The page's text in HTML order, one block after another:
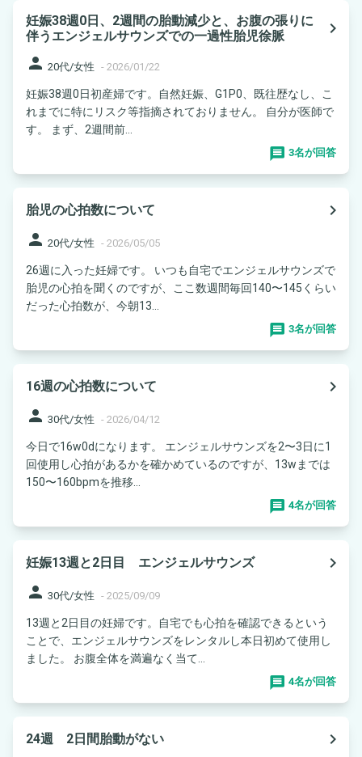
妊娠38週0日、2週間の胎動減少と、お腹の張りに
伴うエンジェルサウンズでの一過性胎児徐脈
navigate_next
person 20代/女性 - 2026/01/22
妊娠38週0日初産婦です。自然妊娠、G1P0、既往歴なし、こ
れまでに特にリスク等指摘されておりません。 自分が医師で
す。 まず、2週間前...
3名が回答
胎児の心拍数について
navigate_next
person 20代/女性 - 2026/05/05
26週に入った妊婦です。 いつも自宅でエンジェルサウンズで
胎児の心拍を聞くのですが、ここ数週間毎回140〜145くらい
だった心拍数が、今朝13...
3名が回答
16週の心拍数について
navigate_next
person 30代/女性 - 2026/04/12
今日で16w0dになります。 エンジェルサウンズを2〜3日に1
回使用し心拍があるかを確かめているのですが、13wまでは
150〜160bpmを推移...
4名が回答
妊娠13週と2日目 エンジェルサウンズ
navigate_next
person 30代/女性 - 2025/09/09
13週と2日目の妊婦です。自宅でも心拍を確認できるという
ことで、エンジェルサウンズをレンタルし本日初めて使用し
ました。 お腹全体を満遍なく当て...
4名が回答
24週 2日間胎動がない
navigate_next